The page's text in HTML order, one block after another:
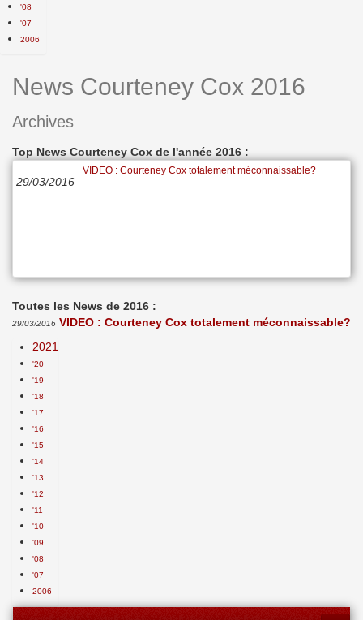
'08
'07
2006
News Courteney Cox 2016
Archives
Top News Courteney Cox de l'année 2016 :
29/03/2016
VIDEO : Courteney Cox totalement méconnaissable?
Toutes les News de 2016 :
29/03/2016 VIDEO : Courteney Cox totalement méconnaissable?
2021
'20
'19
'18
'17
'16
'15
'14
'13
'12
'11
'10
'09
'08
'07
2006